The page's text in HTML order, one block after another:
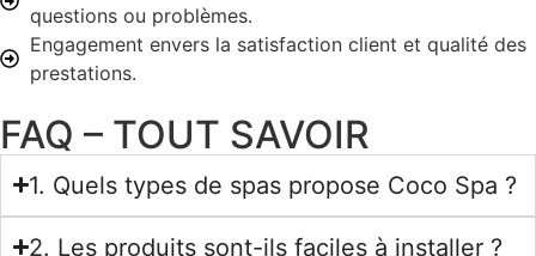
questions ou problèmes.
Engagement envers la satisfaction client et qualité des
prestations.
FAQ – TOUT SAVOIR
1. Quels types de spas propose Coco Spa ?
2. Les produits sont-ils faciles à installer ?